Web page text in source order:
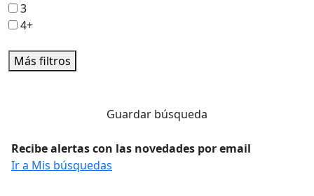
3
4+
Más filtros
Guardar búsqueda
Recibe alertas con las novedades por email
Ir a Mis búsquedas